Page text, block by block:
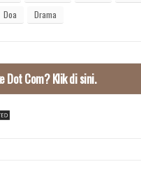
Doa Drama
Dot Com? Klik di sini.